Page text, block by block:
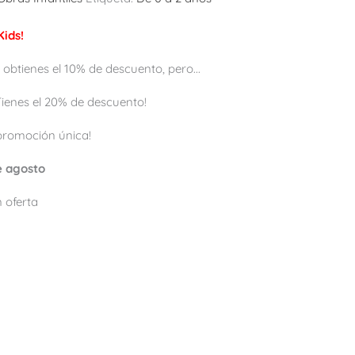
el 10% de descuento, pero...
el 20% de descuento!
única!
agosto
oferta